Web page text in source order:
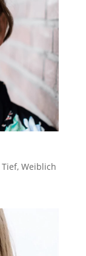
Tief, Weiblich